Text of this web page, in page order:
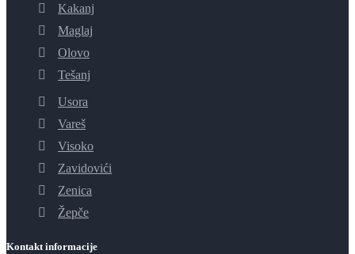
Kakanj
Maglaj
Olovo
Tešanj
Usora
Vareš
Visoko
Zavidovići
Zenica
Žepče
Kontakt informacije